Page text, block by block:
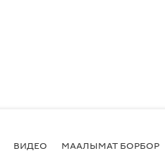
ВИДЕО МААЛЫМАТ БОРБОР